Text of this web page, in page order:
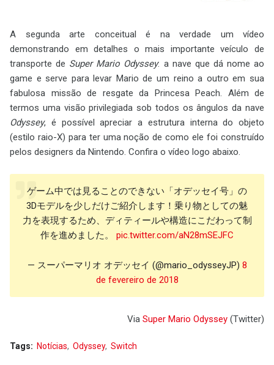
A segunda arte conceitual é na verdade um vídeo
demonstrando em detalhes o mais importante veículo de
transporte de Super Mario Odyssey: a nave que dá nome ao
game e serve para levar Mario de um reino a outro em sua
fabulosa missão de resgate da Princesa Peach. Além de
termos uma visão privilegiada sob todos os ângulos da nave
Odyssey, é possível apreciar a estrutura interna do objeto
(estilo raio-X) para ter uma noção de como ele foi construído
pelos designers da Nintendo. Confira o vídeo logo abaixo.
ゲーム中では見ることのできない「オデッセイ号」の
3Dモデルを少しだけご紹介します！乗り物としての魅
力を表現するため、ディティールや構造にこだわって制
作を進めました。 pic.twitter.com/aN28mSEJFC
— スーパーマリオ オデッセイ (@mario_odysseyJP) 8
de fevereiro de 2018
Via Super Mario Odyssey (Twitter)
Tags: Notícias Odyssey Switch